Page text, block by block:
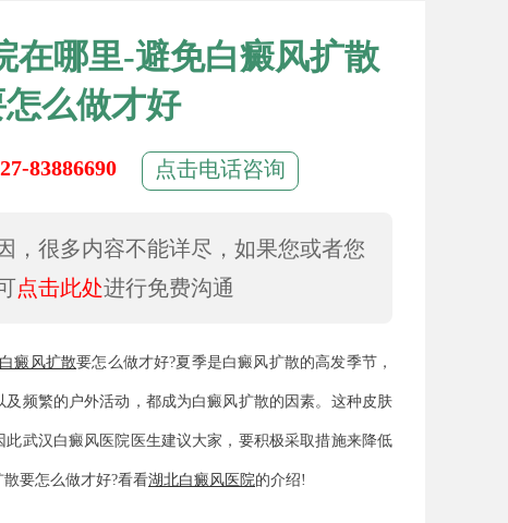
在哪里-避免白癜风扩散
么做才好
83886690 点击电话咨询
，很多内容不能详尽，如果您或者您
点击此处进行免费沟通
白癜风扩散要怎么做才好?夏季是白癜风扩散的高发季节，
频繁的户外活动，都成为白癜风扩散的因素。这种皮肤
武汉白癜风医院医生建议大家，要积极采取措施来降低
要怎么做才好?看看湖北白癜风医院的介绍!